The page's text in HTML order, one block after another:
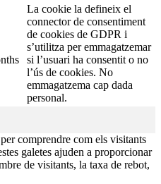
La cookie la defineix el
connector de consentiment
de cookies de GDPR i
s’utilitza per emmagatzemar
si l’usuari ha consentit o no
l’ús de cookies. No
emmagatzema cap dada
personal.
comprendre com els visitants
galetes ajuden a proporcionar
de visitants, la taxa de rebot,